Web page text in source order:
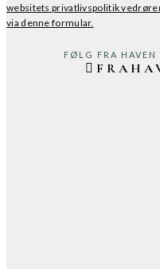
websitets privatlivspolitik
via denne formular.
FØLG FRA HAVEN